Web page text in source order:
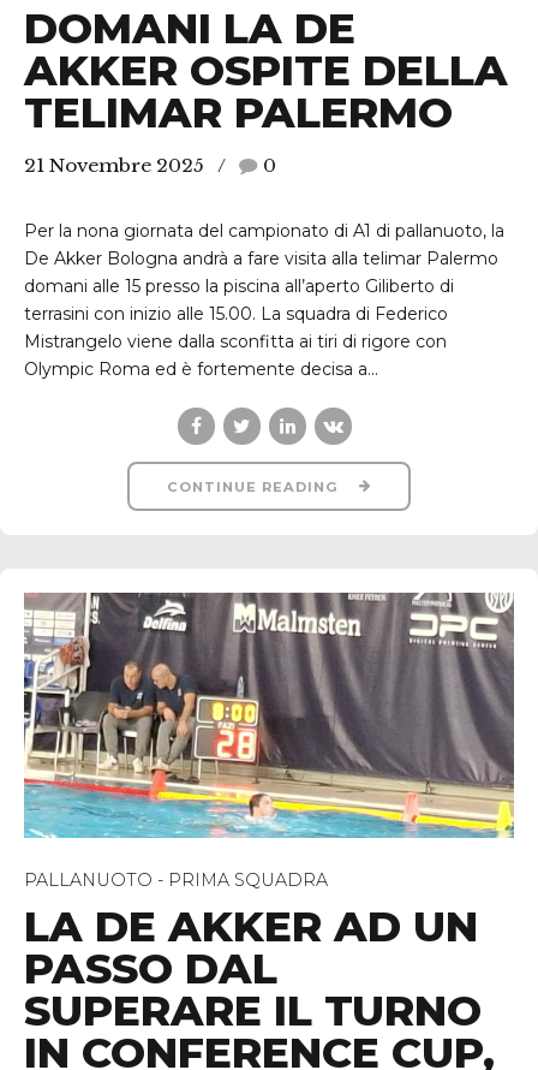
DOMANI LA DE
AKKER OSPITE DELLA
TELIMAR PALERMO
21 Novembre 2025 0
Per la nona giornata del campionato di A1 di pallanuoto, la
De Akker Bologna andrà a fare visita alla telimar Palermo
domani alle 15 presso la piscina all’aperto Giliberto di
terrasini con inizio alle 15.00. La squadra di Federico
Mistrangelo viene dalla sconfitta ai tiri di rigore con
Olympic Roma ed è fortemente decisa a...
CONTINUE READING
PALLANUOTO - PRIMA SQUADRA
LA DE AKKER AD UN
PASSO DAL
SUPERARE IL TURNO
IN CONFERENCE CUP,